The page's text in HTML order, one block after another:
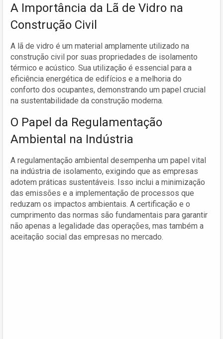
A Importância da Lã de Vidro na
Construção Civil
A lã de vidro é um material amplamente utilizado na
construção civil por suas propriedades de isolamento
térmico e acústico. Sua utilização é essencial para a
eficiência energética de edifícios e a melhoria do
conforto dos ocupantes, demonstrando um papel crucial
na sustentabilidade da construção moderna.
O Papel da Regulamentação
Ambiental na Indústria
A regulamentação ambiental desempenha um papel vital
na indústria de isolamento, exigindo que as empresas
adotem práticas sustentáveis. Isso inclui a minimização
das emissões e a implementação de processos que
reduzam os impactos ambientais. A certificação e o
cumprimento das normas são fundamentais para garantir
não apenas a legalidade das operações, mas também a
aceitação social das empresas no mercado.